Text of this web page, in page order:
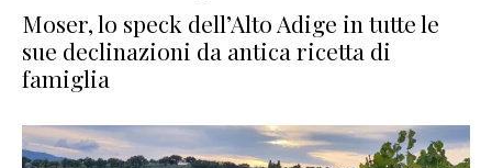
Moser, lo speck dell’Alto Adige in tutte le
sue declinazioni da antica ricetta di
famiglia